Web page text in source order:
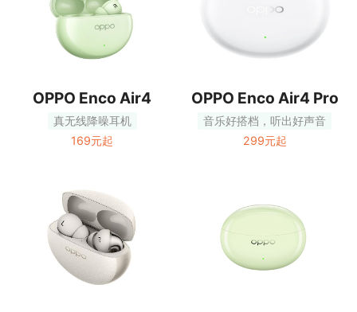
OPPO Enco Air4
真无线降噪耳机
169元起
OPPO Enco Air4 Pro
音乐好搭档，听出好声音
299元起